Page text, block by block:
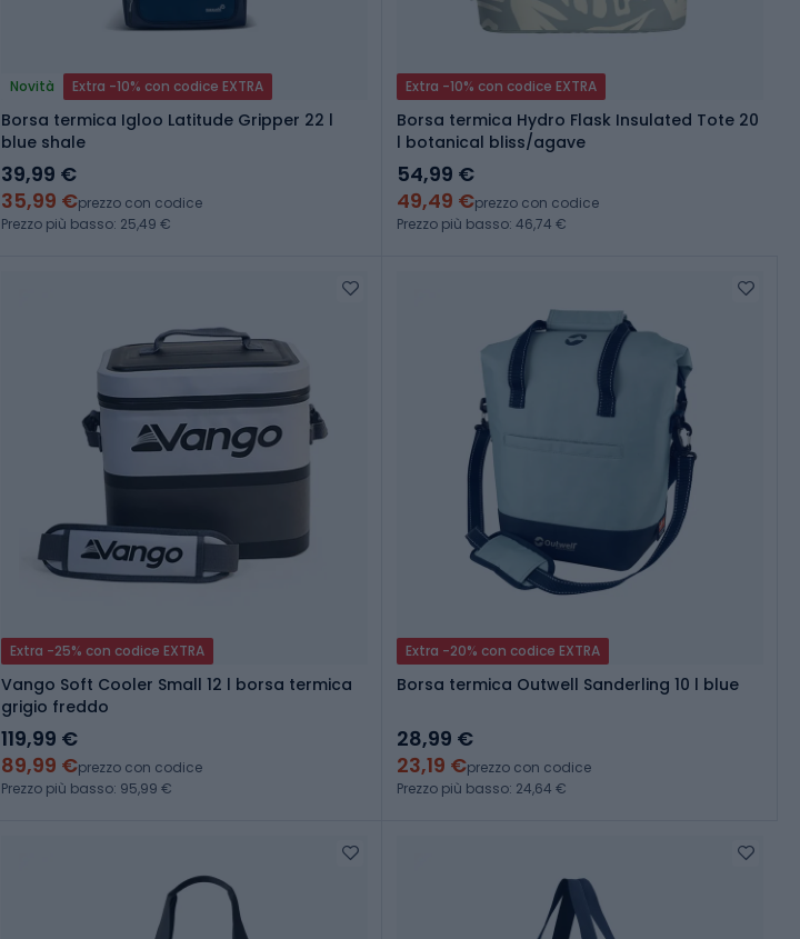
Novità Extra -10% con codice EXTRA
Borsa termica Igloo Latitude Gripper 22 l
blue shale
39,99 €
35,99 €prezzo con codice
Prezzo più basso: 25,49 €
Extra -10% con codice EXTRA
Borsa termica Hydro Flask Insulated Tote 20
l botanical bliss/agave
54,99 €
49,49 €prezzo con codice
Prezzo più basso: 46,74 €
Extra -25% con codice EXTRA
Vango Soft Cooler Small 12 l borsa termica
grigio freddo
119,99 €
89,99 €prezzo con codice
Prezzo più basso: 95,99 €
Extra -20% con codice EXTRA
Borsa termica Outwell Sanderling 10 l blue
28,99 €
23,19 €prezzo con codice
Prezzo più basso: 24,64 €